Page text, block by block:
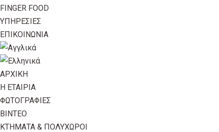
FINGER FOOD
ΥΠΗΡΕΣΙΕΣ
ΕΠΙΚΟΙΝΩΝΙΑ
ΑΡΧΙΚΗ
Η ΕΤΑΙΡΙΑ
ΦΩΤΟΓΡΑΦΙΕΣ
ΒΙΝΤΕΟ
ΚΤΗΜΑΤΑ & ΠΟΛΥΧΩΡΟΙ